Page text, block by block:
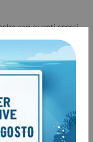
con guanti spessi.
e comodità.
leggerezza e
per ogni tipo di
che per principianti.
,Silicone nero